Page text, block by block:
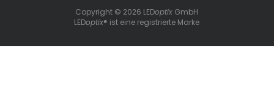
Copyright © 2026 LEDoptix GmbH
LEDoptix® ist eine registrierte Marke